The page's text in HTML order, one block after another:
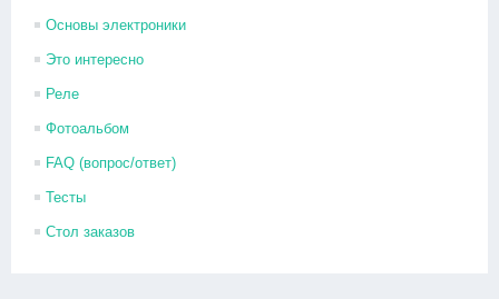
Основы электроники
Это интересно
Реле
Фотоальбом
FAQ (вопрос/ответ)
Тесты
Стол заказов